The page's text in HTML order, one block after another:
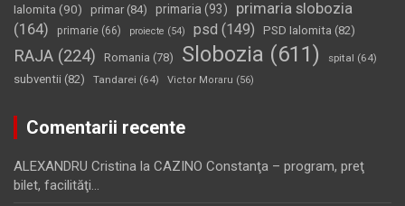
Ialomita (90) primar(84) primaria (93)
primaria slobozia
(164)
primarie (66) proiecte (54) psd (149) PSD Ialomita (82)
RAJA (224) Romania (78) Slobozia (611) spital (64)
subventii (82) Tandarei (64) Victor Moraru (56)
Comentarii recente
ALEXANDRU Cristina la CAZINO Constanţa – program, preţ
bilet, facilităţi…